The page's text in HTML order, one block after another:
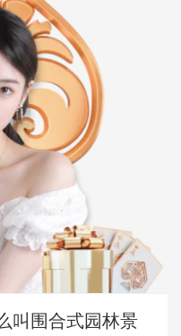
叫围合式园林景